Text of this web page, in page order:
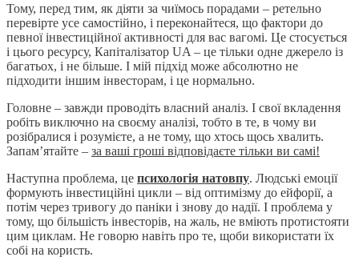
Тому, перед тим, як діяти за чиїмось порадами – ретельно
перевірте усе самостійно, і переконайтеся, що фактори до
певної інвестиційної активності для вас вагомі. Це стосується
і цього ресурсу, Капіталізатор UA – це тільки одне джерело із
багатьох, і не більше. І мій підхід може абсолютно не
підходити іншим інвесторам, і це нормально.
Головне – завжди проводіть власний аналіз. І свої вкладення
робіть виключно на своєму аналізі, тобто в те, в чому ви
розібралися і розумієте, а не тому, що хтось щось хвалить.
Запам’ятайте – за ваші гроші відповідаєте тільки ви самі!
Наступна проблема, це психологія натовпу. Людські емоції
формують інвестиційні цикли – від оптимізму до ейфорії, а
потім через тривогу до паніки і знову до надії. І проблема у
тому, що більшість інвесторів, на жаль, не вміють протистояти
цим циклам. Не говорю навіть про те, щоби використати їх
собі на користь.